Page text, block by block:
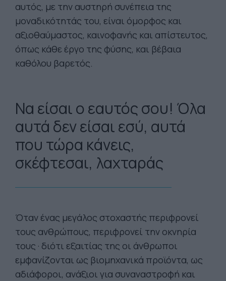
αυτός, με την αυστηρή συνέπεια της
μοναδικότητάς του, είναι όμορφος και
αξιοθαύμαστος, καινοφανής και απίστευτος,
όπως κάθε έργο της φύσης, και βέβαια
καθόλου βαρετός.
Να είσαι ο εαυτός σου! Όλα
αυτά δεν είσαι εσύ, αυτά
που τώρα κάνεις,
σκέφτεσαι, λαχταράς
Όταν ένας μεγάλος στοχαστής περιφρονεί
τους ανθρώπους, περιφρονεί την οκνηρία
τους · διότι εξαιτίας της οι άνθρωποι
εμφανίζονται ως βιομηχανικά προϊόντα, ως
αδιάφοροι, ανάξιοι για συναναστροφή και